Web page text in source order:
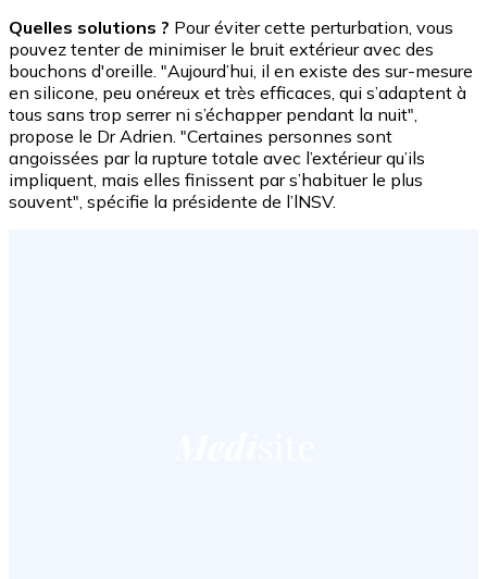
Quelles solutions ? Pour éviter cette perturbation, vous
pouvez tenter de minimiser le bruit extérieur avec des
bouchons d'oreille. "Aujourd’hui, il en existe des sur-mesure
en silicone, peu onéreux et très efficaces, qui s’adaptent à
tous sans trop serrer ni s’échapper pendant la nuit",
propose le Dr Adrien. "Certaines personnes sont
angoissées par la rupture totale avec l’extérieur qu’ils
impliquent, mais elles finissent par s’habituer le plus
souvent", spécifie la présidente de l’lNSV.